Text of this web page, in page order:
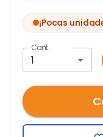
¡Pocas
Cant.
1